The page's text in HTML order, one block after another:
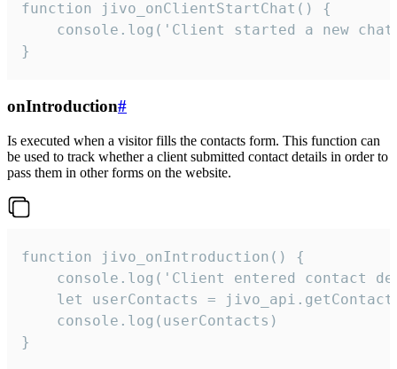
function jivo_onClientStartChat() {
console.log('Client started a new
}
onIntroduction#
Is executed when a visitor fills the contacts form. This function can
be used to track whether a client submitted contact details in order to
pass them in other forms on the website.
function jivo_onIntroduction() {
console.log('Client entered contact
let userContacts =
    console.log(userContacts)
}